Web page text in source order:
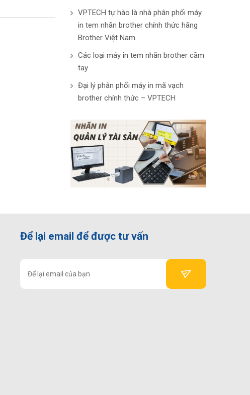
VPTECH tự hào là nhà phân phối máy
in tem nhãn brother chính thức hãng
Brother Việt Nam
Các loại máy in tem nhãn brother cầm
tay
Đại lý phân phối máy in mã vạch
brother chính thức – VPTECH
Để lại email để được tư vấn